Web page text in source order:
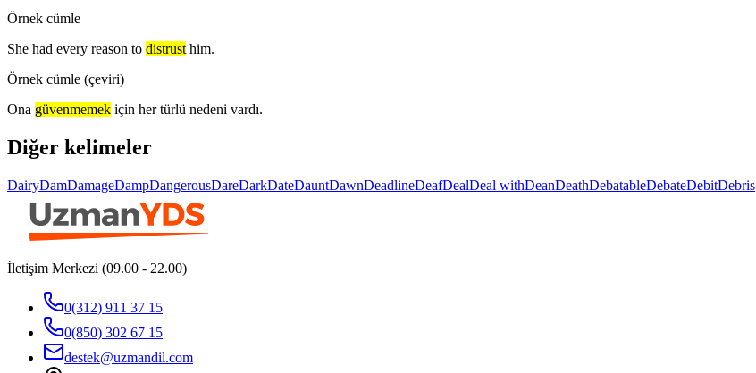
Örnek cümle
She had every reason to distrust him.
Örnek cümle (çeviri)
Ona güvenmemek için her türlü nedeni vardı.
Diğer kelimeler
DairyDamDamageDampDangerousDareDarkDateDauntDawnDeadlineDeafDealDeal withDeanDeathDebatableDebateDebitDebris
İletişim Merkezi (09.00 - 22.00)
0(312) 911 37 15
0(850) 302 67 15
destek@uzmandil.com